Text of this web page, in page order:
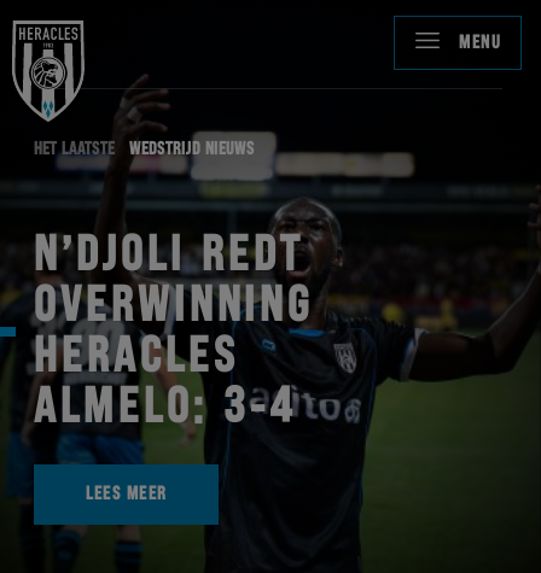
MENU
HET LAATSTE WEDSTRIJD NIEUWS
N’DJOLI REDT
OVERWINNING
HERACLES
ALMELO: 3-4
LEES MEER